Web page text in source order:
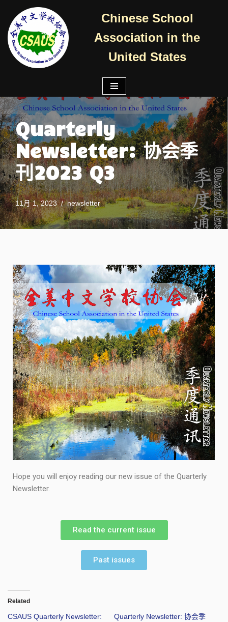
跳
至
正
Chinese School
Association in the
United States
Quarterly
Newsletter: 协会季
刊2023 Q3
11月 1, 2023 newsletter
Hope you will enjoy reading our new issue of the Quarterly
Newsletter.
Read the current issue
Past issues
Related
CSAUS Quarterly Newsletter:
Quarterly Newsletter: 协会季